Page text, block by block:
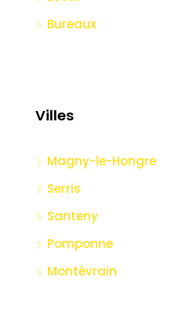
Bureaux
Villes
Magny-le-Hongre
Serris
Santeny
Pomponne
Montévrain